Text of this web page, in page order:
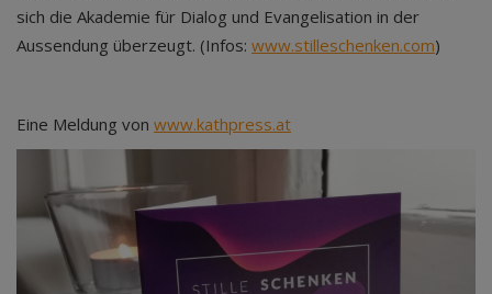
sich die Akademie für Dialog und Evangelisation in der
Aussendung überzeugt. (Infos: www.stilleschenken.com)
Eine Meldung von www.kathpress.at